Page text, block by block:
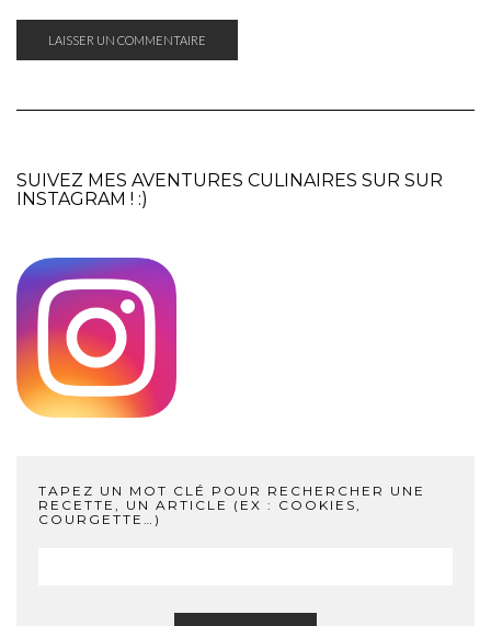
SUIVEZ MES AVENTURES CULINAIRES SUR SUR
INSTAGRAM ! :)
TAPEZ UN MOT CLÉ POUR RECHERCHER UNE
RECETTE, UN ARTICLE (EX : COOKIES,
COURGETTE…)